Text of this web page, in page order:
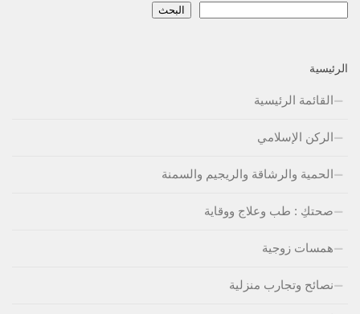
البحث
الرئيسية
القائمة الرئيسية
الركن الإسلامي
الحمية والرشاقة والريجيم والسمنة
صحتكِ : طب وعلاج ووقاية
همسات زوجية
نصائح وتجارب منزلية